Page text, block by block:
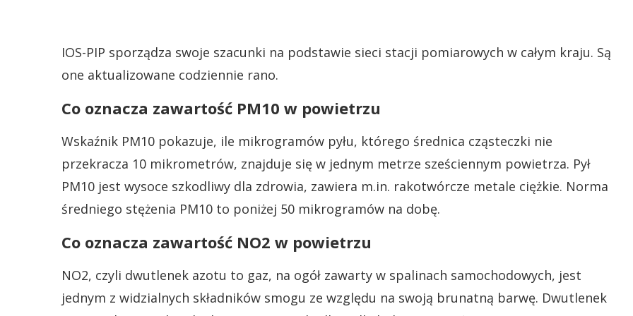
IOS-PIP sporządza swoje szacunki na podstawie sieci stacji pomiarowych w całym kraju. Są
one aktualizowane codziennie rano.
Co oznacza zawartość PM10 w powietrzu
Wskaźnik PM10 pokazuje, ile mikrogramów pyłu, którego średnica cząsteczki nie
przekracza 10 mikrometrów, znajduje się w jednym metrze sześciennym powietrza. Pył
PM10 jest wysoce szkodliwy dla zdrowia, zawiera m.in. rakotwórcze metale ciężkie. Norma
średniego stężenia PM10 to poniżej 50 mikrogramów na dobę.
Co oznacza zawartość NO2 w powietrzu
NO2, czyli dwutlenek azotu to gaz, na ogół zawarty w spalinach samochodowych, jest
jednym z widzialnych składników smogu ze względu na swoją brunatną barwę. Dwutlenek